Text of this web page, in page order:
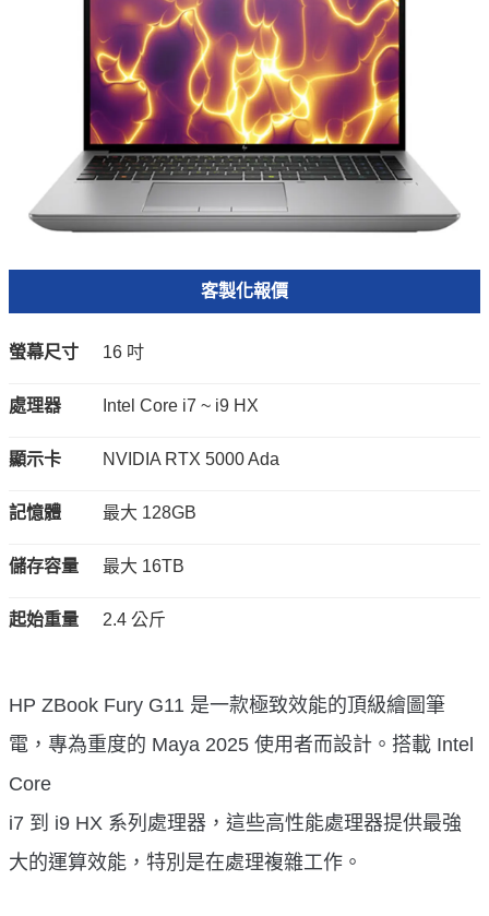
客製化報價
螢幕尺寸 16 吋
處理器 Intel Core i7 ~ i9 HX
顯示卡 NVIDIA RTX 5000 Ada
記憶體 最大 128GB
儲存容量 最大 16TB
起始重量 2.4 公斤
HP ZBook Fury G11 是一款極致效能的頂級繪圖筆
電，專為重度的 Maya 2025 使用者而設計。搭載 Intel
Core
i7 到 i9 HX 系列處理器，這些高性能處理器提供最強
大的運算效能，特別是在處理複雜工作。